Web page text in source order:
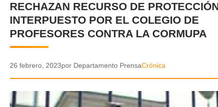
DEPORTES
ENTRETENIMIENTO Y CULTURA
AUDIOS
✕
RECHAZAN RECURSO DE
INTERPUESTO POR EL COLEGIO DE
PROFESORES CONTRA LA CORMUPA
26 febrero, 2023por Departamento PrensaCrónica